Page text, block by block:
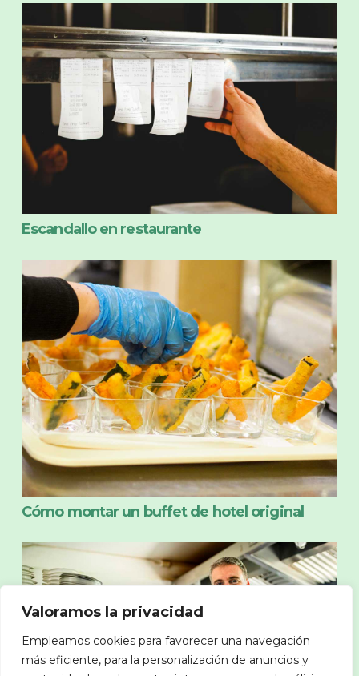
Valoramos la privacidad
Empleamos cookies para favorecer una navegación
más eficiente, para la personalización de anuncios y
Escandallo en restaurante
Cómo montar un buffet de hotel original